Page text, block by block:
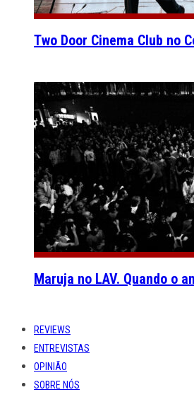
Two Door Cinema Club no
Maruja no LAV. Quando o
REVIEWS
ENTREVISTAS
OPINIÃO
SOBRE NÓS